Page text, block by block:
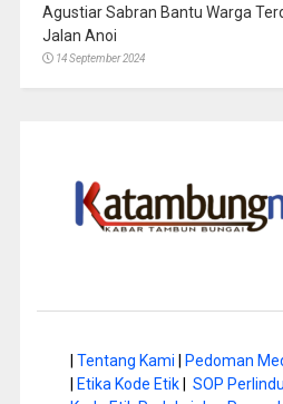
Agustiar Sabran Bantu Warga
Jalan Anoi
14 September 2024
| Tentang Kami | Pedoman
| Etika Kode Etik| SOP